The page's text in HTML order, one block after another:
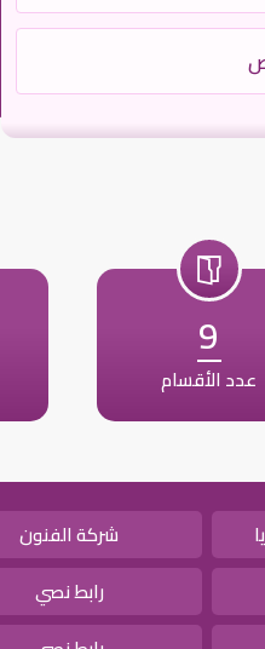
9
عدد الأقسام
شركة الفنون
رابط نصي